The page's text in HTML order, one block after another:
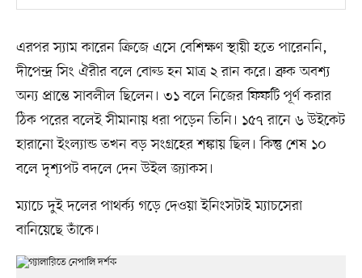
এরপর স্যাম কারেন ক্রিজে এসে বেশিক্ষণ স্থায়ী হতে পারেননি,
দীপেন্দ্র সিং ঐরীর বলে বোল্ড হন মাত্র ২ রান করে। ব্রুক অবশ্য
অন্য প্রান্তে সাবলীল ছিলেন। ৩১ বলে নিজের ফিফটি পূর্ণ করার
ঠিক পরের বলেই সীমানায় ধরা পড়েন তিনি। ১৫৭ রানে ৬ উইকেট
হারানো ইংল্যান্ড তখন বড় সংগ্রহের শঙ্কায় ছিল। কিন্তু শেষ ১০
বলে দৃশ্যপট বদলে দেন উইল জ্যাকস।
ম্যাচে দুই দলের পাথর্ক্য গড়ে দেওয়া ইনিংসটাই ম্যাচসেরা
বানিয়েছে তাঁকে।